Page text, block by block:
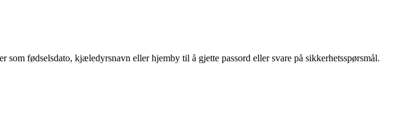
fødselsdato, kjæledyrsnavn eller hjemby til å gjette passord eller svare på sikkerhetsspørsmål.